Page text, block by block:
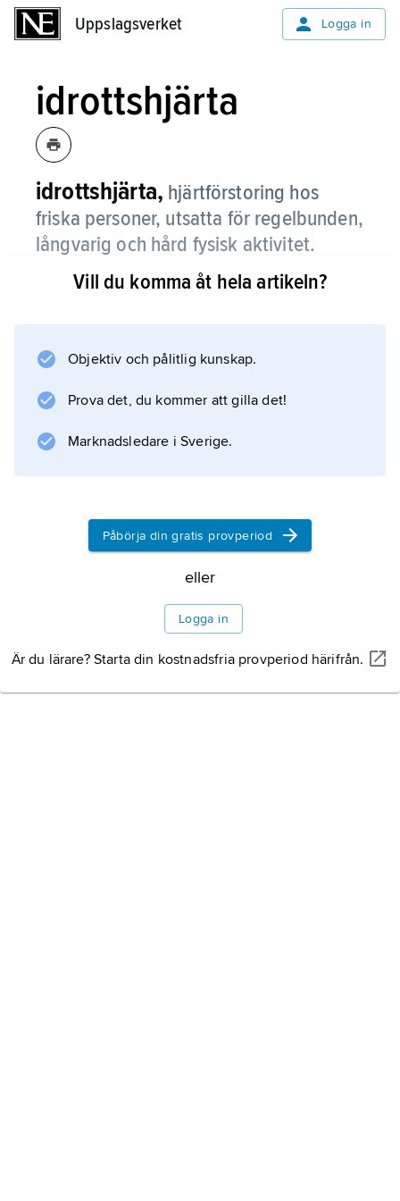
Uppslagsverket Logga in
idrottshjärta
idrottshjärta, hjärtförstoring hos
friska personer, utsatta för regelbunden,
långvarig och hård fysisk aktivitet.
Tillståndet har framför allt uppmärksammats i
längdskidåkning. Hjärtförstoringen försvinner
med risk för framtida hjärtsjukdom.
Vill du komma åt hela artikeln?
Objektiv och pålitlig kunskap.
Prova det, du kommer att gilla det!
Marknadsledare i Sverige.
Påbörja din gratis provperiod
eller
Logga in
Är du lärare? Starta din kostnadsfria provperiod härifrån.